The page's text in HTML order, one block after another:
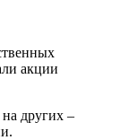
акции
других –